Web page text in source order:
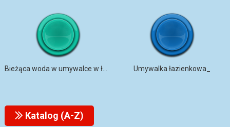
Bieżąca woda w umywalce w łazience Umywalka łazienkowa_
Katalog (A-Z)